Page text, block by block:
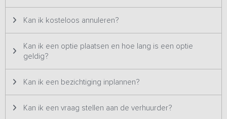
de aanwezige wellness voorzieningen geniet je ook tijdens de
wintermaanden van een warm en sfeervol verblijf.
Er is een groot speelveld met o.a. een trampoline, schommels,
glijbaan en doelen. Voor de kinderen is er volop ruimte rondom de
accommodatie.
Kan ik kosteloos annuleren?
Kan ik een optie plaatsen en hoe lang is een optie
geldig?
Kan ik een bezichtiging inplannen?
Kan ik een vraag stellen aan de verhuurder?